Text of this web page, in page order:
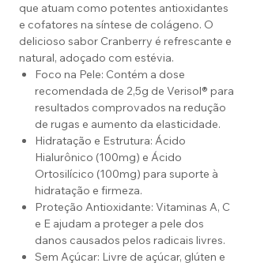
que atuam como potentes antioxidantes
e cofatores na síntese de colágeno. O
delicioso sabor Cranberry é refrescante e
natural, adoçado com estévia.
Foco na Pele: Contém a dose
recomendada de 2,5g de Verisol® para
resultados comprovados na redução
de rugas e aumento da elasticidade.
Hidratação e Estrutura: Ácido
Hialurônico (100mg) e Ácido
Ortosilícico (100mg) para suporte à
hidratação e firmeza.
Proteção Antioxidante: Vitaminas A, C
e E ajudam a proteger a pele dos
danos causados pelos radicais livres.
Sem Açúcar: Livre de açúcar, glúten e